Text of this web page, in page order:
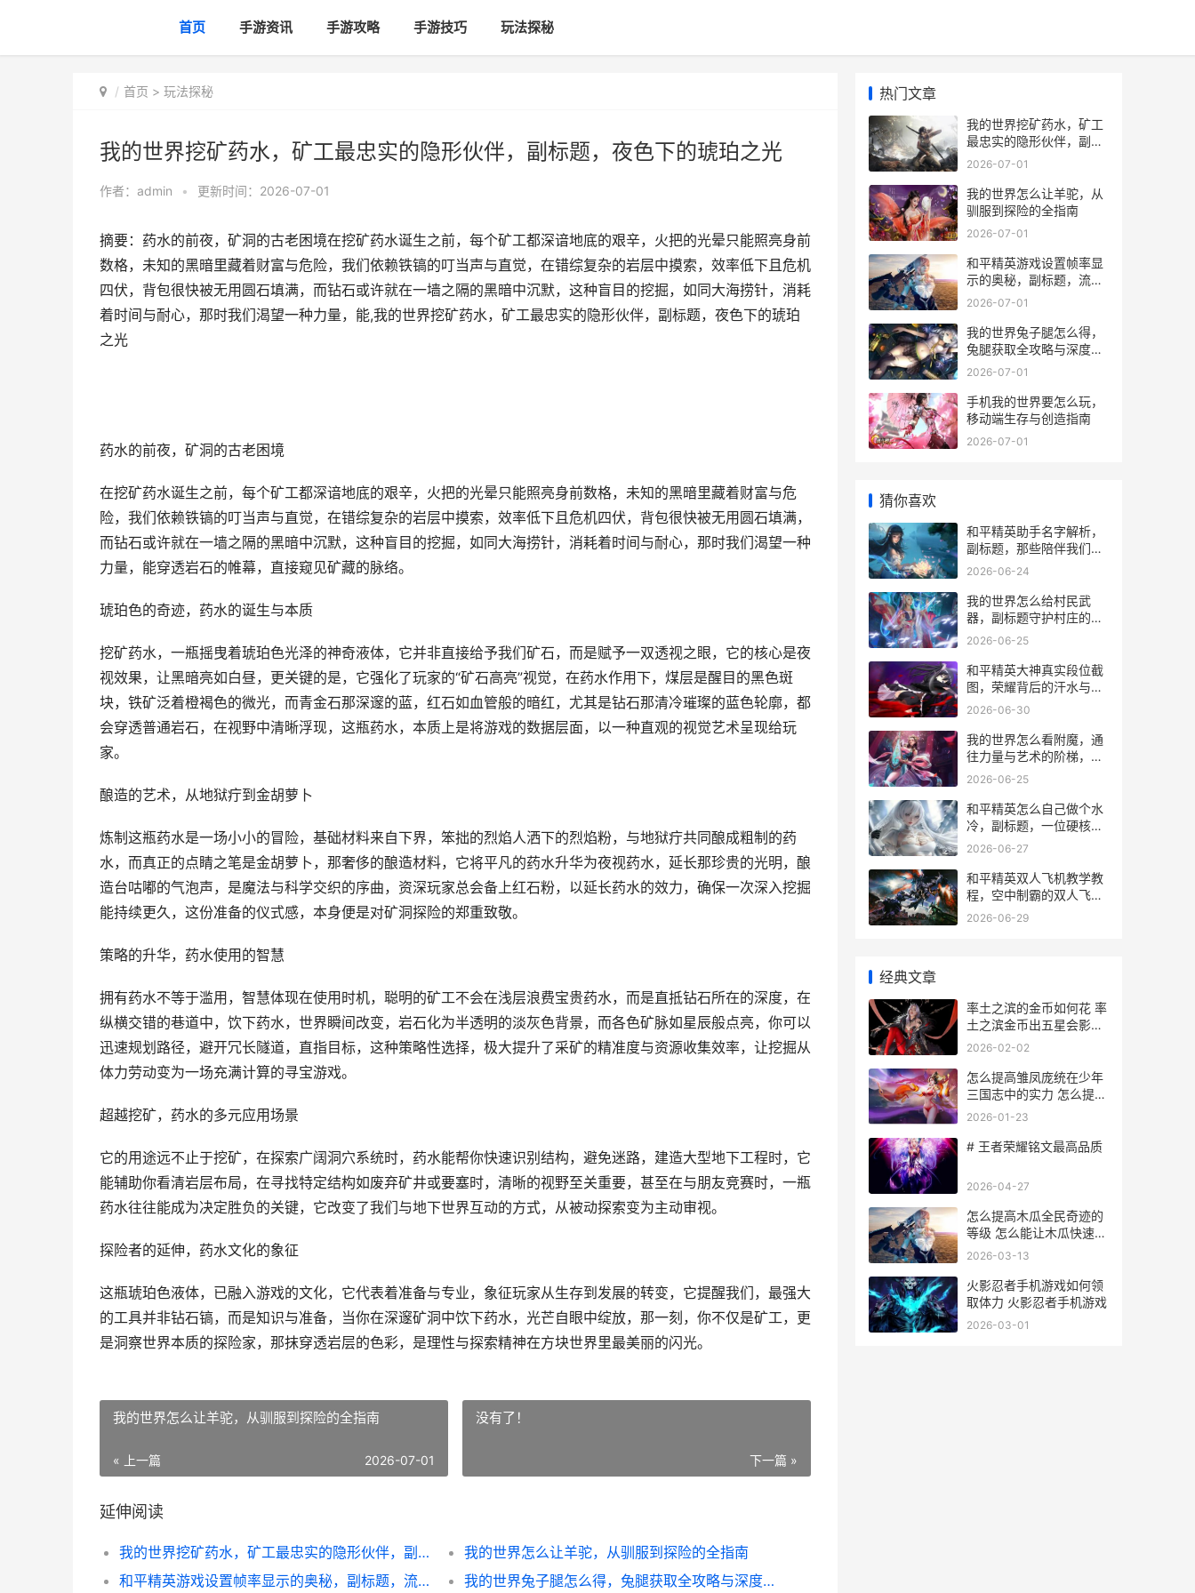
首页 手游资讯 手游攻略 手游技巧 玩法探秘
首页 > 玩法探秘
我的世界挖矿药水，矿工最忠实的隐形伙伴，副标题，夜色下的琥珀之光
作者： admin • 更新时间：2026-07-01
摘要：药水的前夜，矿洞的古老困境在挖矿药水诞生之前，每个矿工都深谙地底的艰辛，火把的光晕只能照亮身前
数格，未知的黑暗里藏着财富与危险，我们依赖铁镐的叮当声与直觉，在错综复杂的岩层中摸索，效率低下且危机
四伏，背包很快被无用圆石填满，而钻石或许就在一墙之隔的黑暗中沉默，这种盲目的挖掘，如同大海捞针，消耗
着时间与耐心，那时我们渴望一种力量，能,我的世界挖矿药水，矿工最忠实的隐形伙伴，副标题，夜色下的琥珀
之光
药水的前夜，矿洞的古老困境
在挖矿药水诞生之前，每个矿工都深谙地底的艰辛，火把的光晕只能照亮身前数格，未知的黑暗里藏着财富与危
险，我们依赖铁镐的叮当声与直觉，在错综复杂的岩层中摸索，效率低下且危机四伏，背包很快被无用圆石填满，
而钻石或许就在一墙之隔的黑暗中沉默，这种盲目的挖掘，如同大海捞针，消耗着时间与耐心，那时我们渴望一种
力量，能穿透岩石的帷幕，直接窥见矿藏的脉络。
琥珀色的奇迹，药水的诞生与本质
挖矿药水，一瓶摇曳着琥珀色光泽的神奇液体，它并非直接给予我们矿石，而是赋予一双透视之眼，它的核心是夜
视效果，让黑暗亮如白昼，更关键的是，它强化了玩家的“矿石高亮”视觉，在药水作用下，煤层是醒目的黑色斑
块，铁矿泛着橙褐色的微光，而青金石那深邃的蓝，红石如血管般的暗红，尤其是钻石那清冷璀璨的蓝色轮廓，都
会穿透普通岩石，在视野中清晰浮现，这瓶药水，本质上是将游戏的数据层面，以一种直观的视觉艺术呈现给玩
家。
酿造的艺术，从地狱疔到金胡萝卜
炼制这瓶药水是一场小小的冒险，基础材料来自下界，笨拙的烈焰人洒下的烈焰粉，与地狱疔共同酿成粗制的药
水，而真正的点睛之笔是金胡萝卜，那奢侈的酿造材料，它将平凡的药水升华为夜视药水，延长那珍贵的光明，酿
造台咕嘟的气泡声，是魔法与科学交织的序曲，资深玩家总会备上红石粉，以延长药水的效力，确保一次深入挖掘
能持续更久，这份准备的仪式感，本身便是对矿洞探险的郑重致敬。
策略的升华，药水使用的智慧
拥有药水不等于滥用，智慧体现在使用时机，聪明的矿工不会在浅层浪费宝贵药水，而是直抵钻石所在的深度，在
纵横交错的巷道中，饮下药水，世界瞬间改变，岩石化为半透明的淡灰色背景，而各色矿脉如星辰般点亮，你可以
迅速规划路径，避开冗长隧道，直指目标，这种策略性选择，极大提升了采矿的精准度与资源收集效率，让挖掘从
体力劳动变为一场充满计算的寻宝游戏。
超越挖矿，药水的多元应用场景
它的用途远不止于挖矿，在探索广阔洞穴系统时，药水能帮你快速识别结构，避免迷路，建造大型地下工程时，它
能辅助你看清岩层布局，在寻找特定结构如废弃矿井或要塞时，清晰的视野至关重要，甚至在与朋友竞赛时，一瓶
药水往往能成为决定胜负的关键，它改变了我们与地下世界互动的方式，从被动探索变为主动审视。
探险者的延伸，药水文化的象征
这瓶琥珀色液体，已融入游戏的文化，它代表着准备与专业，象征玩家从生存到发展的转变，它提醒我们，最强大
的工具并非钻石镐，而是知识与准备，当你在深邃矿洞中饮下药水，光芒自眼中绽放，那一刻，你不仅是矿工，更
是洞察世界本质的探险家，那抹穿透岩层的色彩，是理性与探索精神在方块世界里最美丽的闪光。
我的世界怎么让羊驼，从驯服到探险的全指南
« 上一篇 2026-07-01
没有了！
下一篇 »
延伸阅读
我的世界挖矿药水，矿工最忠实的隐形伙伴，副标题，夜色下的琥珀之光
我的世界怎么让羊驼，从驯服到探险的全指南
和平精英游戏设置帧率显示的奥秘，副标题，流畅制胜的关键门道
我的世界兔子腿怎么得，兔腿获取全攻略与深度玩法解析
热门文章
我的世界挖矿药水，矿工
最忠实的隐形伙伴，副标
题，夜色下的琥珀之光
2026-07-01
我的世界怎么让羊驼，从
驯服到探险的全指南
2026-07-01
和平精英游戏设置帧率显
示的奥秘，副标题，流畅
制胜的关键门道
2026-07-01
我的世界兔子腿怎么得，
兔腿获取全攻略与深度玩
法解析
2026-07-01
手机我的世界要怎么玩，
移动端生存与创造指南
2026-07-01
猜你喜欢
和平精英助手名字解析，
副标题，那些陪伴我们战
斗的虚拟伙伴
2026-06-24
我的世界怎么给村民武
器，副标题守护村庄的另
类智慧
2026-06-25
和平精英大神真实段位截
图，荣耀背后的汗水与智
慧
2026-06-30
我的世界怎么看附魔，通
往力量与艺术的阶梯，副
标题，附魔系统的深度解
2026-06-25
和平精英怎么自己做个水
冷，副标题，一位硬核玩
家的实战散热改造手记
2026-06-27
和平精英双人飞机教学教
程，空中制霸的双人飞行
指南
2026-06-29
经典文章
率土之滨的金币如何花 率
土之滨金币出五星会影响
保底吗
2026-02-02
怎么提高雏凤庞统在少年
三国志中的实力 怎么提高
雏凤庞大的能力
2026-01-23
# 王者荣耀铭文最高品质
2026-04-27
怎么提高木瓜全民奇迹的
等级 怎么能让木瓜快速成
熟
2026-03-13
火影忍者手机游戏如何领
取体力 火影忍者手机游戏
2026-03-01